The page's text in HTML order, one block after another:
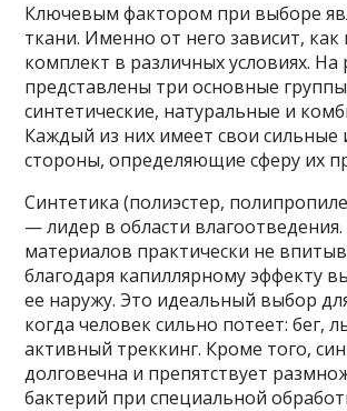
Ключевым фактором при выборе
ткани. Именно от него зависит, как
комплект в различных условиях. На
представлены три основные
синтетические, натуральные и
Каждый из них имеет свои сильные
стороны, определяющие сферу их
Синтетика (полиэстер,
— лидер в области
материалов практически не
благодаря капиллярному эффекту
ее наружу. Это идеальный выбор
когда человек сильно потеет: бег,
активный треккинг. Кроме того,
долговечна и препятствует
бактерий при специальной